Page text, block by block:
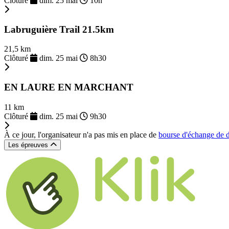
Labruguière Trail 21.5km
21,5 km
Clôturé
dim. 25 mai 8h30
EN LAURE EN MARCHANT
11 km
Clôturé
dim. 25 mai 9h30
À ce jour, l'organisateur n'a pas mis en place de bourse d'échange de
Les épreuves